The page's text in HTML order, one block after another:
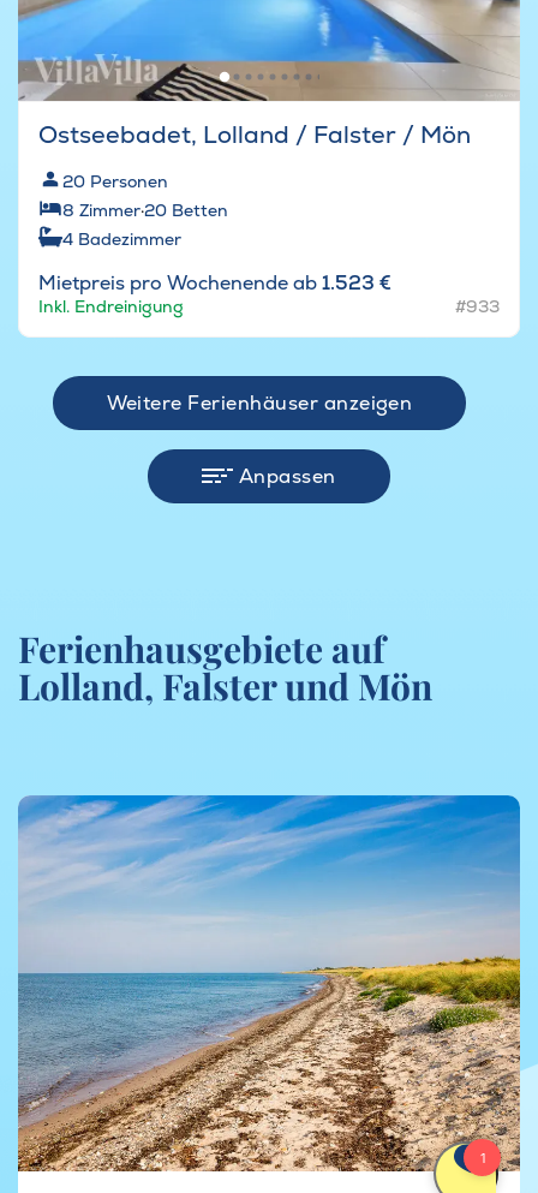
Ostseebadet, Lolland / Falster / Mön
20 Personen
8 Zimmer·20 Betten
4 Badezimmer
Mietpreis pro Wochenende ab1.523 €
Inkl. Endreinigung #933
Weitere Ferienhäuser anzeigen
Anpassen
Ferienhausgebiete auf
Lolland, Falster und Mön